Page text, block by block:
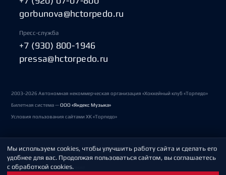
gorbunova@hctorpedo.ru
Пресс-служба
+7 (930) 800-1946
pressa@hctorpedo.ru
2003-2026 Автономная некоммерческая организация «Хоккейный клуб «Торпедо»
Билетная система —ООО «Яндекс Музыка»
Условия пользования сайтами ХК «Торпедо»
Политика обработки персональных данных
Пользовательское соглашение
Мы используем cookies, чтобы улучшить работу сайта и сделать его
удобнее для вас. Продолжая пользоваться сайтом, вы соглашаетесь
с обработкой cookies.